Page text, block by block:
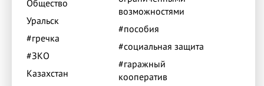
Общество
Уральск
#гречка
#ЗКО
Казахстан
возможностями
#пособия
#социальная защита
#гаражный
кооператив